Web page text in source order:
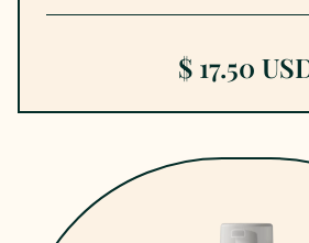
$ 17.50